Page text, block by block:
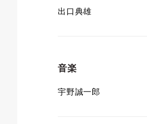
出口典雄
音楽
宇野誠一郎